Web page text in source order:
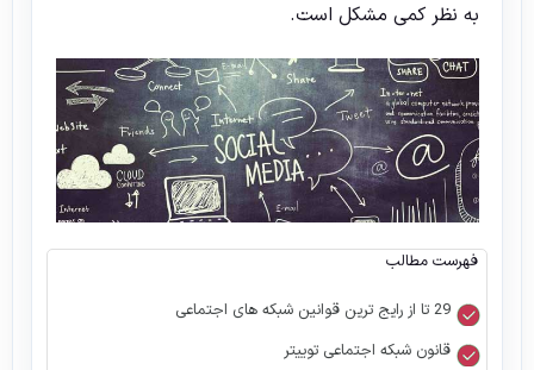
به نظر کمی مشکل است.
فهرست مطالب
29 تا از رایج ترین قوانین شبکه های اجتماعی
قانون شبکه اجتماعی توییتر